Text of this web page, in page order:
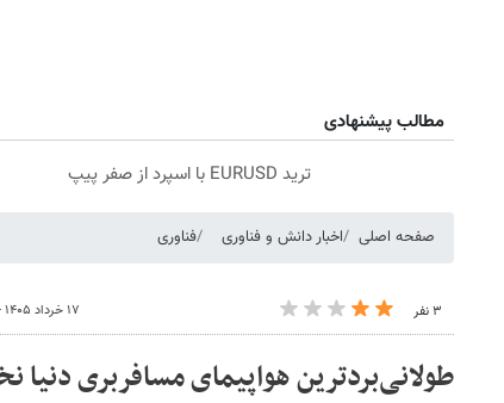
مطالب پیشنهادی
ترید EURUSD با اسپرد از صفر پیپ
صفحه اصلی اخبار دانش و فناوری فناوری
۳ نفر ۱۷ خرداد ۱۴۰۵ - ۱۸:۰۰
طولانی‌بردترین هواپیمای مسافربری دنیا